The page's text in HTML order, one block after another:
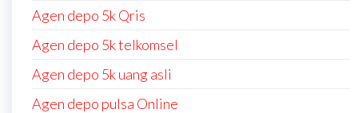
Agen depo 5k Qris
Agen depo 5k telkomsel
Agen depo 5k uang asli
Agen depo pulsa Online